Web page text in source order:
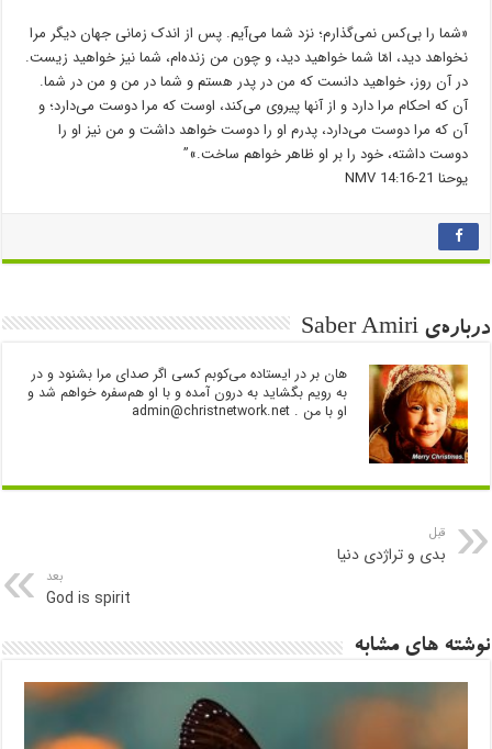
«شما را بی‌کس نمی‌گذارم؛ نزد شما می‌آیم. پس از اندک زمانی جهان دیگر مرا
نخواهد دید، امّا شما خواهید دید، و چون من زنده‌ام، شما نیز خواهید زیست.
در آن روز، خواهید دانست که من در پدر هستم و شما در من و من در شما.
آن که احکام مرا دارد و از آنها پیروی می‌کند، اوست که مرا دوست می‌دارد؛ و
آن که مرا دوست می‌دارد، پدرم او را دوست خواهد داشت و من نیز او را
دوست داشته، خود را بر او ظاهر خواهم ساخت.»”
‮‮یوحنا‬ ‭14:16-21‬ ‭NMV‬‬
درباره‌ی Saber Amiri
هان بر در ایستاده می‌کوبم کسی اگر صدای مرا بشنود و در
به رویم بگشاید به درون آمده و با او هم‌سفره خواهم شد و
او با من .admin@christnetwork.net
قبل
بدی و تراژدی دنیا
بعد
God is spirit
نوشته های مشابه